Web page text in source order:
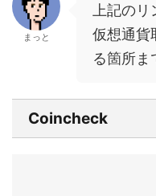
まっと
上記の
仮想通貨
る箇所ま
Coincheck